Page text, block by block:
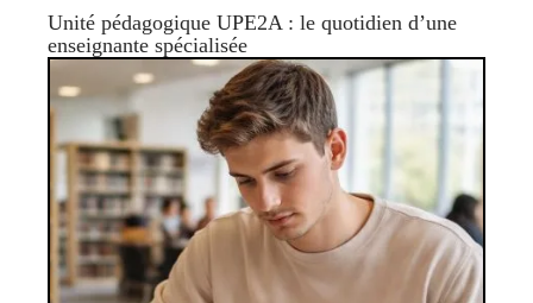
Unité pédagogique UPE2A : le quotidien d’une
enseignante spécialisée